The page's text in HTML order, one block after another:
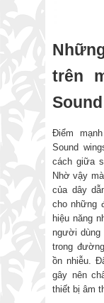
trên
Điểm
Sound
cách giữa
Nhờ vậy
của dây
cho những
hiệu năng
người dùng
trong
ồn nhiễu.
gây nên
thiết bị âm